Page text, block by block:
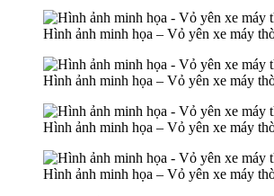
Hình ảnh minh họa – Vỏ yên xe máy
Hình ảnh minh họa – Vỏ yên xe máy
Hình ảnh minh họa – Vỏ yên xe máy
Hình ảnh minh họa – Vỏ yên xe máy